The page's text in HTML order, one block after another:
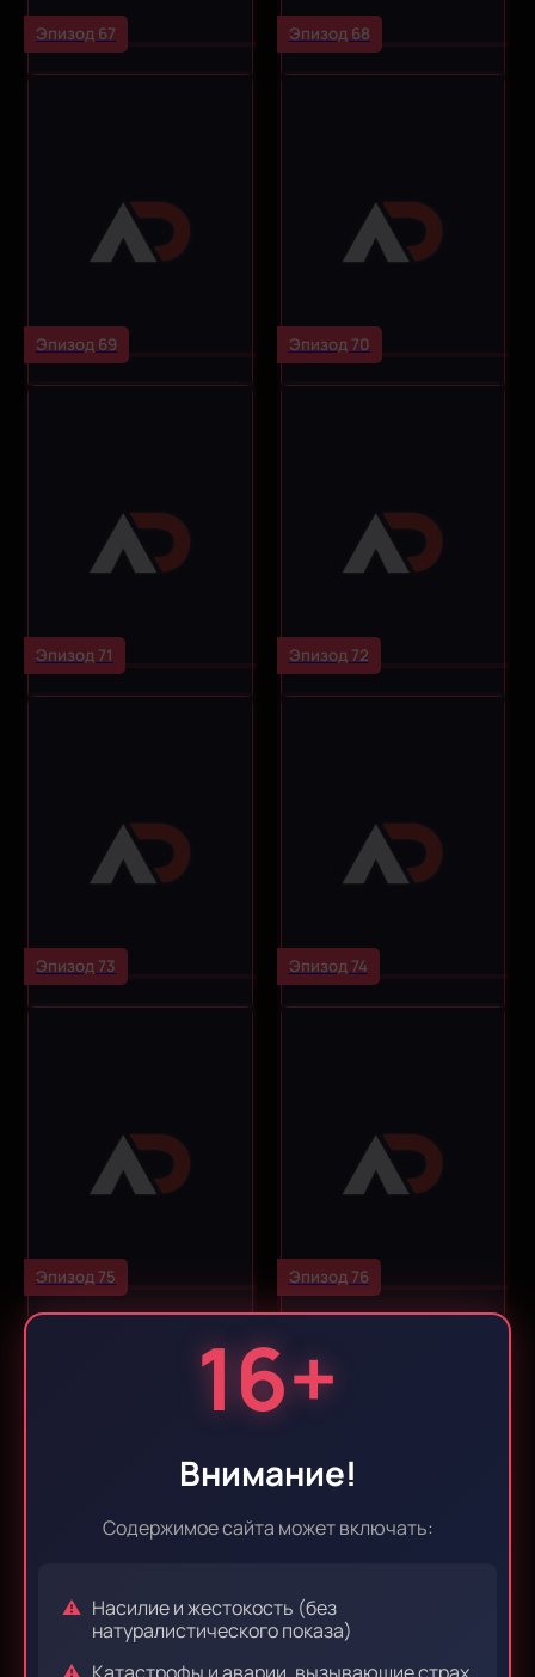
16+
Внимание!
Содержимое сайта может включать:
Насилие и жестокость (без
натуралистического показа)
Эпизод 67 Эпизод 68
Эпизод 69 Эпизод 70
Эпизод 71 Эпизод 72
Эпизод 73 Эпизод 74
Эпизод 75 Эпизод 76